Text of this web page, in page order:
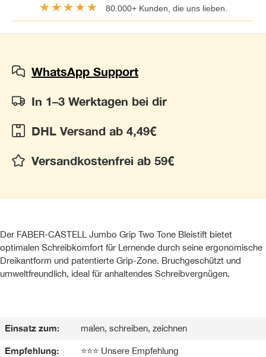
★★★★★ 80.000+ Kunden, die uns lieben.
WhatsApp Support
In 1–3 Werktagen bei dir
DHL Versand ab 4,49€
Versandkostenfrei ab 59€
Der FABER-CASTELL Jumbo Grip Two Tone Bleistift bietet
optimalen Schreibkomfort für Lernende durch seine ergonomische
Dreikantform und patentierte Grip-Zone. Bruchgeschützt und
umweltfreundlich, ideal für anhaltendes Schreibvergnügen.
Einsatz zum: malen, schreiben, zeichnen
Empfehlung: ⭐⭐⭐ Unsere Empfehlung